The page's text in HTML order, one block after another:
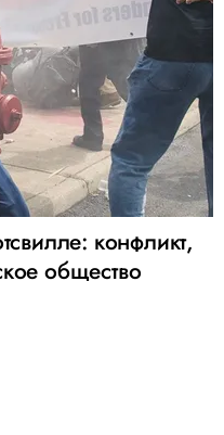
конфликт,
общество